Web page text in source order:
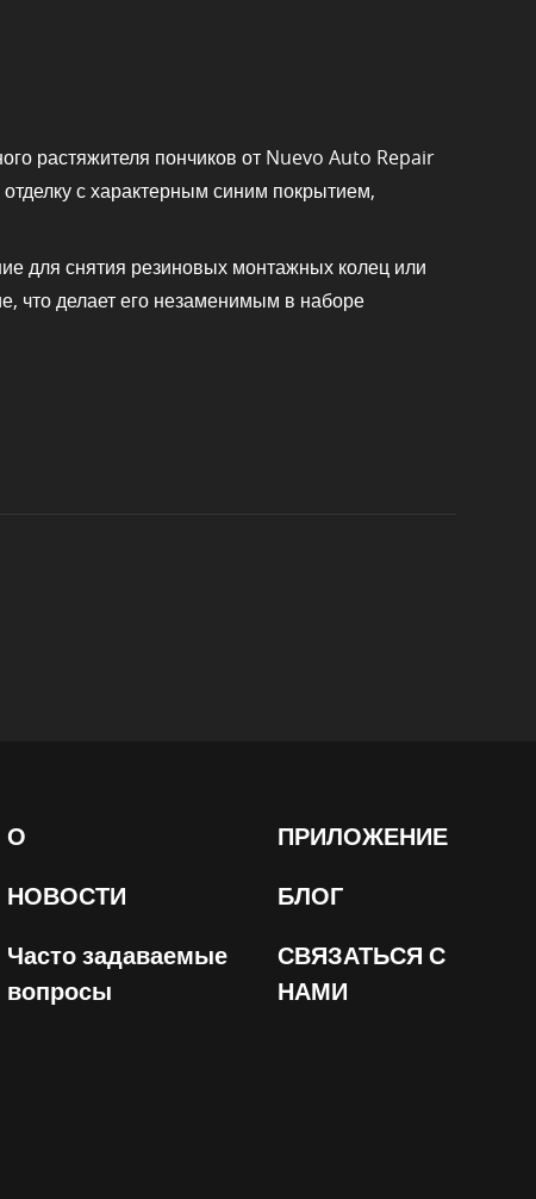
растяжителя пончиков от Nuevo Auto Repair
с характерным синим покрытием,
для снятия резиновых монтажных колец или
что делает его незаменимым в наборе
О
ПРИЛОЖЕНИЕ
НОВОСТИ
БЛОГ
Часто задаваемые
вопросы
СВЯЗАТЬСЯ С
НАМИ